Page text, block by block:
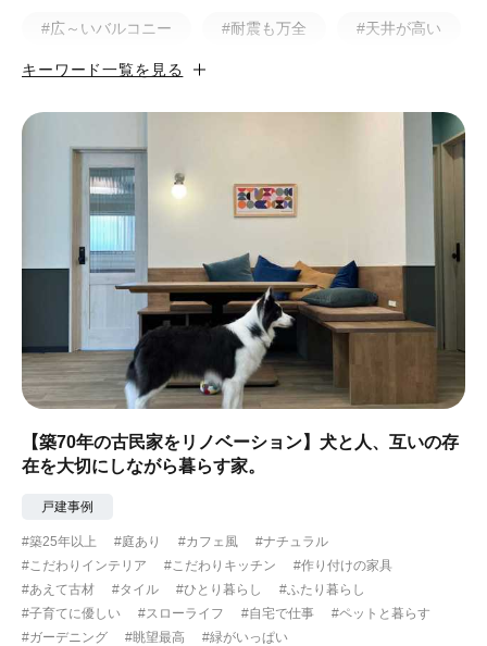
#広～いバルコニー #耐震も万全 #天井が高い
#カフェ風 #昭和レトロ
#アンティーク調
#コンクリート壁
#こだわりインテリア #こだわりキッチン
#自転車収納 #作り付けの家具 #あえて古材
#黒板 #無垢の木 #タイル
#ヘリンボーン床
#ふたり暮らし #子育てに優しい
#眺望最高 #水辺の住まい
キーワード一覧を見る
【築70年の古民家をリノベーション】犬と人、互いの存
在を大切にしながら暮らす家。
戸建事例
#築25年以上 #庭あり #カフェ風
#ナチュラル
#こだわりインテリア
#こだわりキッチン
#作り付けの家具
#あえて古材
#タイル #ひとり暮らし
#ふたり暮らし
#子育てに優しい
#スローライフ #自宅で仕事
#ペットと暮らす
#ガーデニング
#眺望最高 #緑がいっぱい